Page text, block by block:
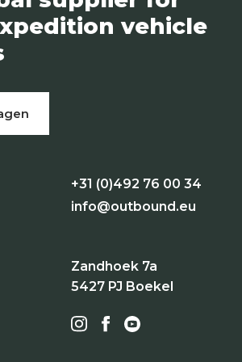
vehicle
+31 (0)492 76 00 34
info@outbound.eu
Zandhoek 7a
5427 PJ Boekel